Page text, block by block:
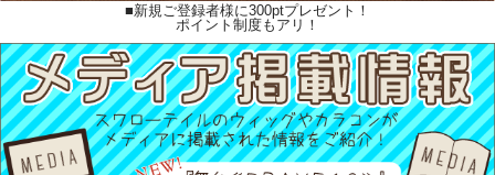
■新規ご登録者様に300ptプレゼント！
ポイント制度もアリ！